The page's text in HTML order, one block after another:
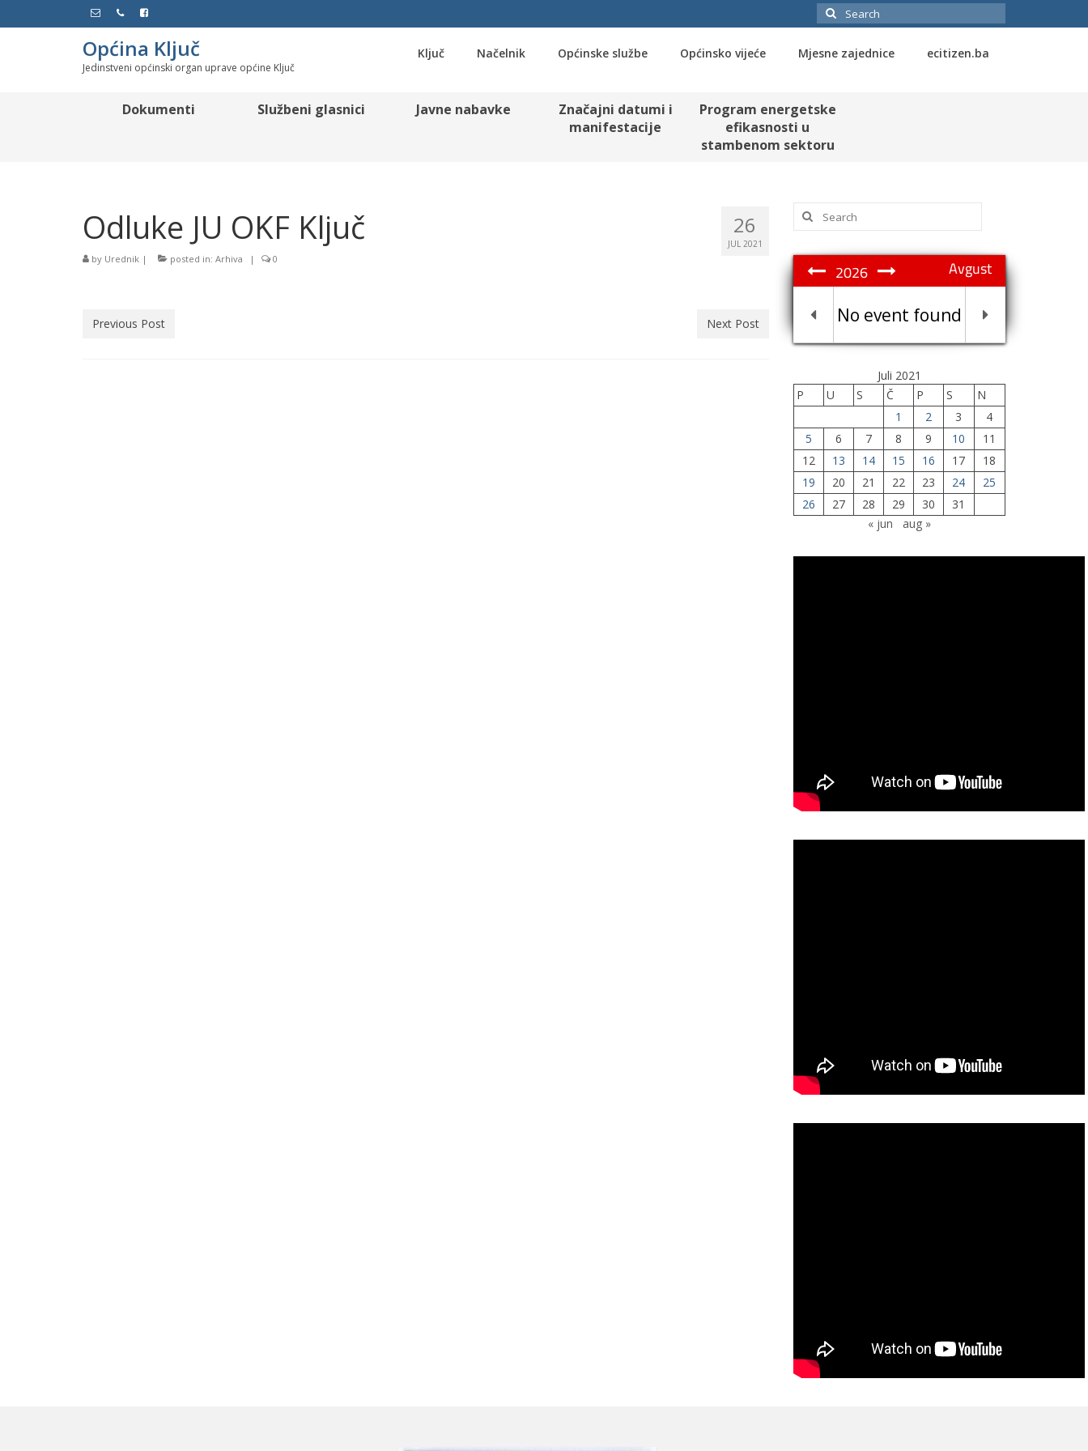
Search
for:
Općina Ključ
Jedinstveni općinski organ uprave općine Ključ
Ključ Načelnik Općinske službe Općinsko vijeće Mjesne zajednice ecitizen.ba
Dokumenti Službeni glasnici Javne nabavke
Značajni datumi i
manifestacije
Program energetske
efikasnosti u
stambenom sektoru
26
JUL 2021
Odluke JU OKF Ključ
by Urednik | posted in: Arhiva | 0
Previous Post Next Post
Search
for:
Avgust
2026
No event found
Juli 2021
P
U S Č P S
N
1
2 3
4
5
6 7 8 9 10
11
12
13 14 15 16 17
18
19
20 21 22 23 24
25
26
27 28 29 30
31
« jun
aug »